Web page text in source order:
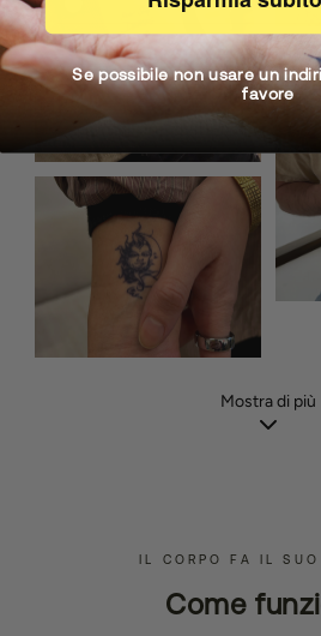
Mostra di più
IL CORPO FA IL SUO
Come
Se possibile non usare un
favore